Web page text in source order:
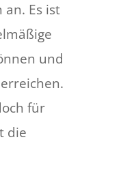
an. Es ist
und
für
die